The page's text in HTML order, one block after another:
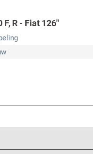
R - Fiat 126"